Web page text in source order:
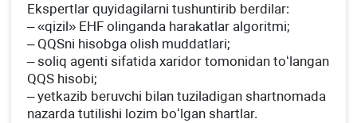
Ekspertlar quyidagilarni tushuntirib berdilar:
– «qizil» EHF olinganda harakatlar algoritmi;
– QQSni hisobga olish muddatlari;
– soliq agenti sifatida хaridor tomonidan toʻlangan
QQS hisobi;
– yetkazib beruvchi bilan tuziladigan shartnomada
nazarda tutilishi lozim boʻlgan shartlar.